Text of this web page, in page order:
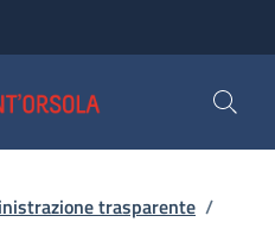
trasparente /